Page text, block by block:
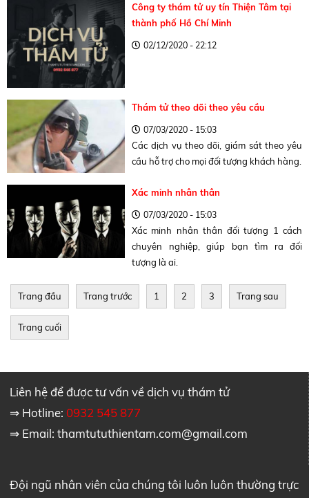
Công ty thám tử uy tín Thiện Tâm tại
thành phố Hồ Chí Minh
02/12/2020 - 22:12
Thám tử theo dõi theo yêu cầu
07/03/2020 - 15:03
Các dịch vụ theo dõi, giám sát theo yêu
cầu hỗ trợ cho mọi đối tượng khách hàng.
Xác minh nhân thân
07/03/2020 - 15:03
Xác minh nhân thân đối tượng 1 cách
chuyên nghiệp, giúp bạn tìm ra đối
tượng là ai.
Trang đầu Trang trước 1 2 3 Trang sau
Trang cuối
Liên hệ để được tư vấn về dịch vụ thám tử
⇒ Hotline:0932 545 877
⇒ Email:thamtututhientam.com@gmail.com
Đội ngũ nhân viên của chúng tôi luôn luôn thường trực